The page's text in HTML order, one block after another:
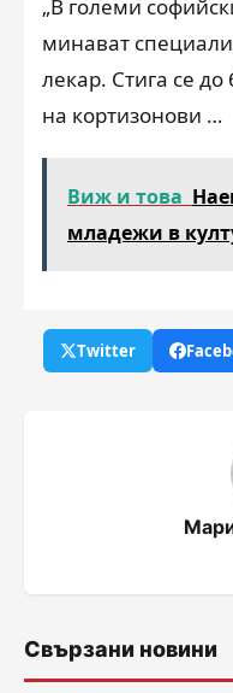
„В големи
минават
лекар. Стига се
на кортизонови …
Виж и това
младежи в
Twitter
Свързани новини